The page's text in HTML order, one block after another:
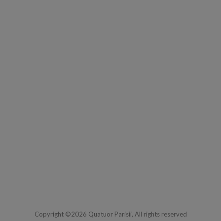
Copyright ©2026 Quatuor Parisii, All rights reserved